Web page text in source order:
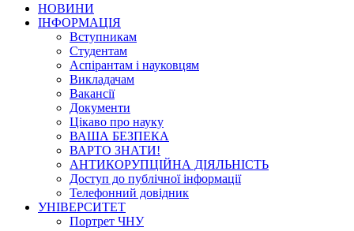
НОВИНИ
ІНФОРМАЦІЯ
Вступникам
Студентам
Аспірантам і науковцям
Викладачам
Вакансії
Документи
Цікаво про науку
ВАША БЕЗПЕКА
ВАРТО ЗНАТИ!
АНТИКОРУПЦІЙНА ДІЯЛЬНІСТЬ
Доступ до публічної інформації
Телефонний довідник
УНІВЕРСИТЕТ
Портрет ЧНУ